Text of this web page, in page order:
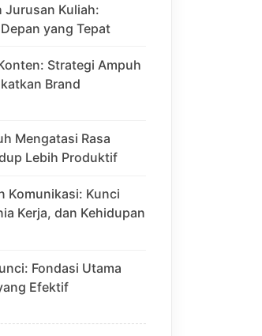
Jurusan Kuliah:
yang Tepat
Strategi Ampuh
Brand
Mengatasi Rasa
Lebih Produktif
Komunikasi: Kunci
Kerja, dan Kehidupan
Fondasi Utama
Efektif